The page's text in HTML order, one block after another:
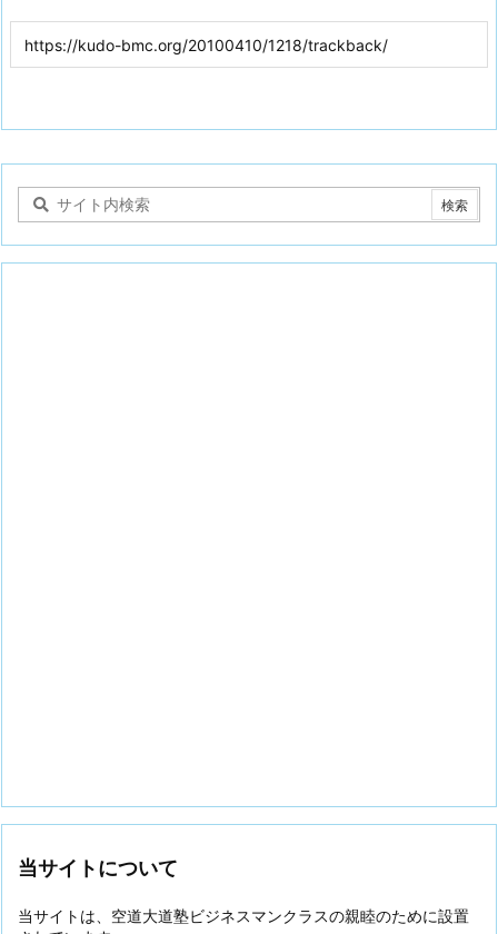
当サイトについて
当サイトは、空道大道塾ビジネスマンクラスの親睦のために設置